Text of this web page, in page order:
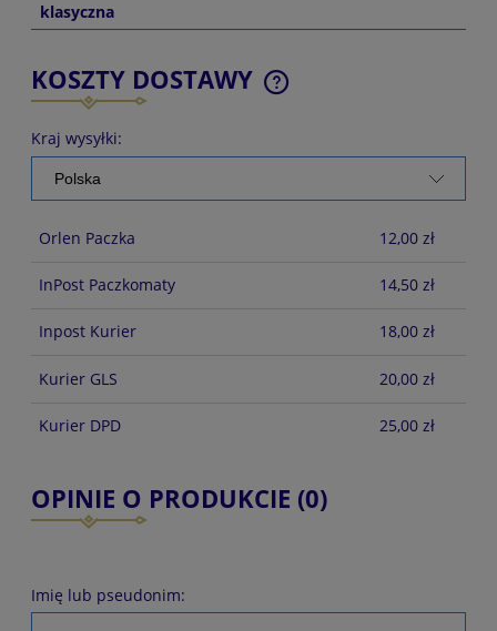
klasyczna
KOSZTY DOSTAWY
CENA NIE ZAWIERA EWENTUALNYCH KOSZTÓW
PŁATNOŚCI
Kraj wysyłki:
Orlen Paczka 12,00 zł
InPost Paczkomaty 14,50 zł
Inpost Kurier 18,00 zł
Kurier GLS 20,00 zł
Kurier DPD 25,00 zł
OPINIE O PRODUKCIE (0)
Imię lub pseudonim: